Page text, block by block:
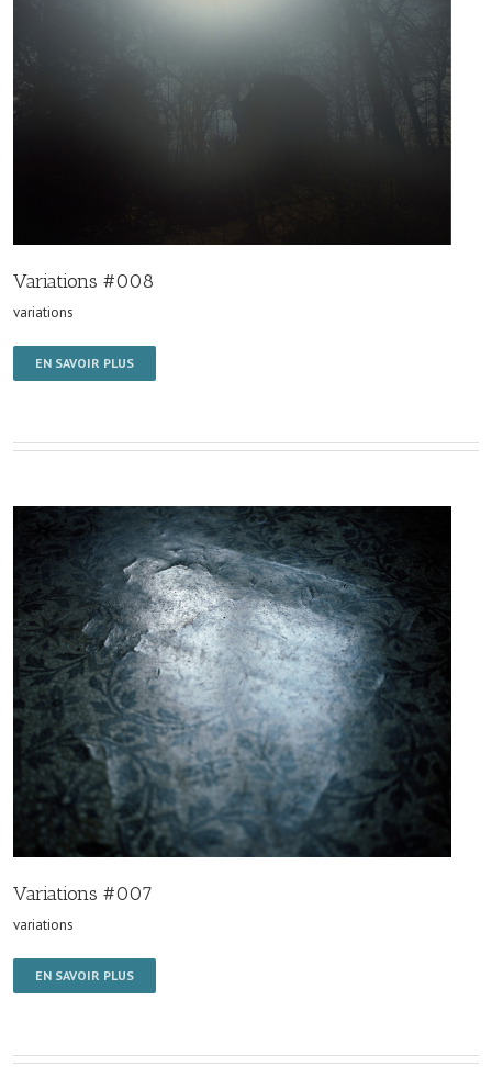
Variations #008
variations
EN SAVOIR PLUS
Variations #007
variations
EN SAVOIR PLUS